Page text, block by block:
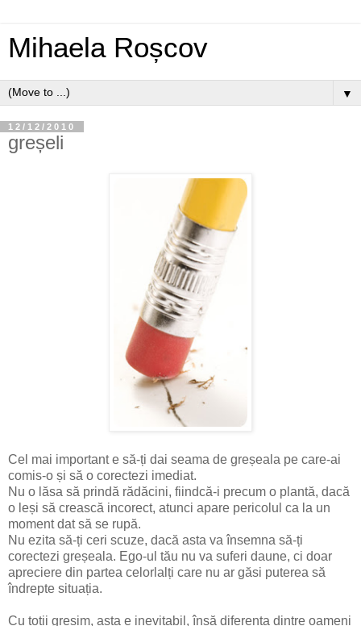
Mihaela Roșcov
▼
12/12/2010
greșeli
Cel mai important e să-ți dai seama de greșeala pe care-ai
comis-o și să o corectezi imediat.
Nu o lăsa să prindă rădăcini, fiindcă-i precum o plantă, dacă
o leși să crească incorect, atunci apare pericolul ca la un
moment dat să se rupă.
Nu ezita să-ți ceri scuze, dacă asta va însemna să-ți
corectezi greșeala. Ego-ul tău nu va suferi daune, ci doar
apreciere din partea celorlalți care nu ar găsi puterea să
îndrepte situația.
Cu toții greșim, asta e inevitabil, însă diferența dintre oameni